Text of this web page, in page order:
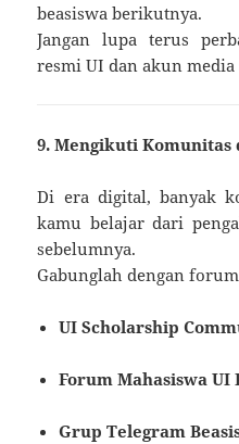
beasiswa berikutnya.
Jangan lupa terus
resmi UI dan akun
9. Mengikuti Komunitas
Di era digital, banyak
kamu belajar dari
sebelumnya.
Gabunglah dengan
UI Scholarship
Forum Mahasiswa UI
Grup Telegram